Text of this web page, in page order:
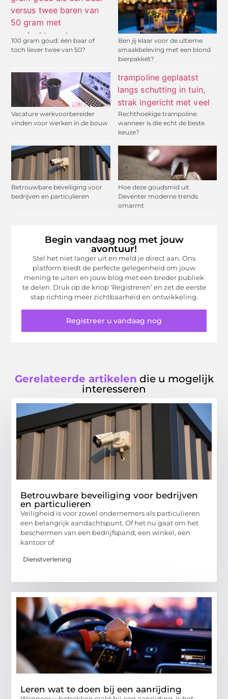
100 gram goud: één baar of
toch liever twee van 50?
Ben jij klaar voor de ultieme
smaakbeleving met een blond
bierpakket?
Vacature werkvoorbereider
vinden voor werken in de bouw
Rechthoekige trampoline:
wanneer is die echt de beste
keuze?
Betrouwbare beveiliging voor
bedrijven en particulieren
Hoe deze goudsmid uit
Deventer moderne trends
omarmt
Begin vandaag nog met jouw
avontuur!
Stel het niet langer uit en meld je direct aan. Ons
platform biedt de perfecte gelegenheid om jouw
mening te uiten en jouw blog met een breder publiek
te delen. Druk op de knop ‘Registreren’ en zet de eerste
stap richting meer zichtbaarheid en ontwikkeling.
Registreer u vandaag nog
Gerelateerde artikelen die u mogelijk
interesseren
Betrouwbare beveiliging voor bedrijven
en particulieren
Veiligheid is voor zowel ondernemers als particulieren
een belangrijk aandachtspunt. Of het nu gaat om het
beschermen van een bedrijfspand, een winkel, een
kantoor of
Dienstverlening
Leren wat te doen bij een aanrijding